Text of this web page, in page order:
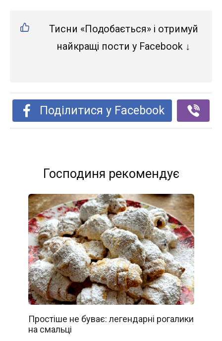
Тисни «Подобається» і отримуй
найкращі пости у Facebook ↓
Поділитися у Facebook
Господиня рекомендує
Простіше не буває: легендарні рогалики
на смальці